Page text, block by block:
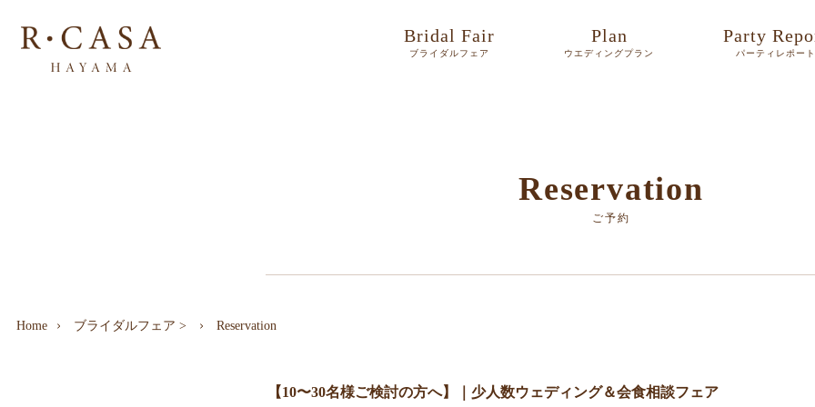
Bridal Fair
ブライダルフェア
Plan
ウエディングプラン
Party
パーティレポート
Reservation
ご予約
Home ブライダルフェア > Reservation